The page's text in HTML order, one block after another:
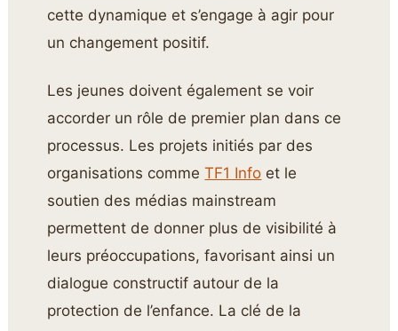
cette dynamique et s’engage à agir pour
un changement positif.
Les jeunes doivent également se voir
accorder un rôle de premier plan dans ce
processus. Les projets initiés par des
organisations commeTF1 Info et le
soutien des médias mainstream
permettent de donner plus de visibilité à
leurs préoccupations, favorisant ainsi un
dialogue constructif autour de la
protection de l’enfance. La clé de la